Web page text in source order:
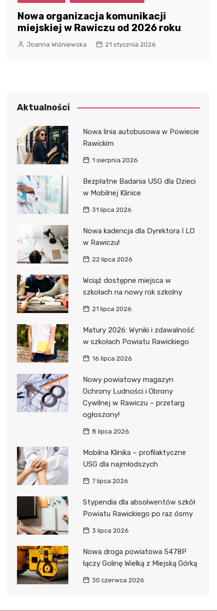
Nowa organizacja komunikacji
miejskiej w Rawiczu od 2026 roku
Joanna Wiśniewska 21 stycznia 2026
Aktualności
Nowa linia autobusowa w Powiecie
Rawickim
1 sierpnia 2026
Bezpłatne Badania USG dla Dzieci
w Mobilnej Klinice
31 lipca 2026
Nowa kadencja dla Dyrektora I LO
w Rawiczu!
22 lipca 2026
Wciąż dostępne miejsca w
szkołach na nowy rok szkolny
21 lipca 2026
Matury 2026: Wyniki i zdawalność
w szkołach Powiatu Rawickiego
16 lipca 2026
Nowy powiatowy magazyn
Ochrony Ludności i Obrony
Cywilnej w Rawiczu – przetarg
ogłoszony!
8 lipca 2026
Mobilna Klinika – profilaktyczne
USG dla najmłodszych
7 lipca 2026
Stypendia dla absolwentów szkół
Powiatu Rawickiego po raz ósmy
3 lipca 2026
Nowa droga powiatowa 5478P
łączy Golinę Wielką z Miejską Górką
30 czerwca 2026